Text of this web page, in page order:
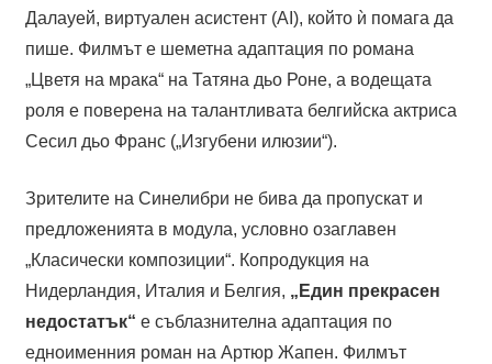
Далауей, виртуален асистент (AI), който ѝ помага да
пише. Филмът е шеметна адаптация по романа
„Цветя на мрака“ на Татяна дьо Роне, а водещата
роля е поверена на талантливата белгийска актриса
Сесил дьо Франс („Изгубени илюзии“).
Зрителите на Синелибри не бива да пропускат и
предложенията в модула, условно озаглавен
„Класически композиции“. Копродукция на
Нидерландия, Италия и Белгия, „Един прекрасен
недостатък“ е съблазнителна адаптация по
едноименния роман на Артюр Жапен. Филмът